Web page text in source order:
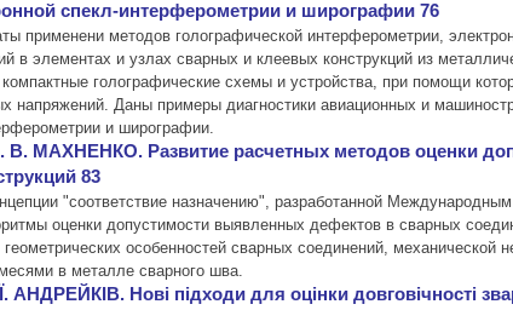
спекл-интерферометрии и ширографии 76
применени методов голографической интерферометрии,
в элементах и узлах сварных и клеевых конструкций из
голографические схемы и устройства, при помощи
напряжений. Даны примеры диагностики авиационных и
и ширографии.
МАХНЕНКО. Развитие расчетных методов оценки
83
"соответствие назначению", разработанной
оценки допустимости выявленных дефектов в сварных
особенностей сварных соединений, механической
в металле сварного шва.
Новi пiдходи для оцiнки довговiчностi